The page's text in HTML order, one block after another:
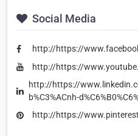
Social Media
http://https://
http://https://
http://https://
b%C3%ACnh-
http://https://